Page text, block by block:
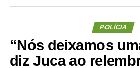
POLÍCIA
“Nós deixamos
diz Juca ao